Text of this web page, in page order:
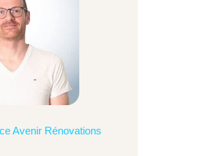
Avenir Rénovations